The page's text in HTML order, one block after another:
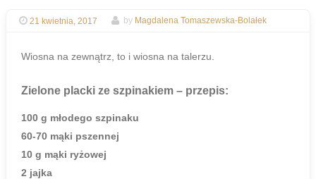
21 kwietnia, 2017 by Magdalena Tomaszewska-Bolałek
Wiosna na zewnątrz, to i wiosna na talerzu.
Zielone placki ze szpinakiem – przepis:
100 g młodego szpinaku
60-70 mąki pszennej
10 g mąki ryżowej
2 jajka